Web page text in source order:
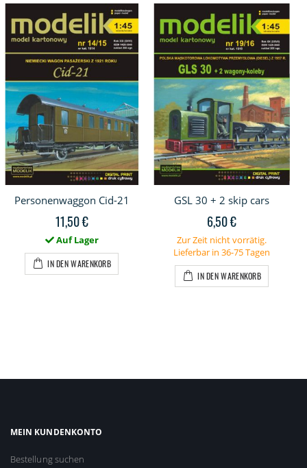
Personenwaggon Cid-21
11,50 €
Auf Lager
IN DEN WARENKORB
GSL 30 + 2 skip cars
6,50 €
Zur Zeit nicht vorrätig.
Lieferbar in 36-75 Tagen
IN DEN WARENKORB
MEIN KUNDENKONTO
Bestellung suchen